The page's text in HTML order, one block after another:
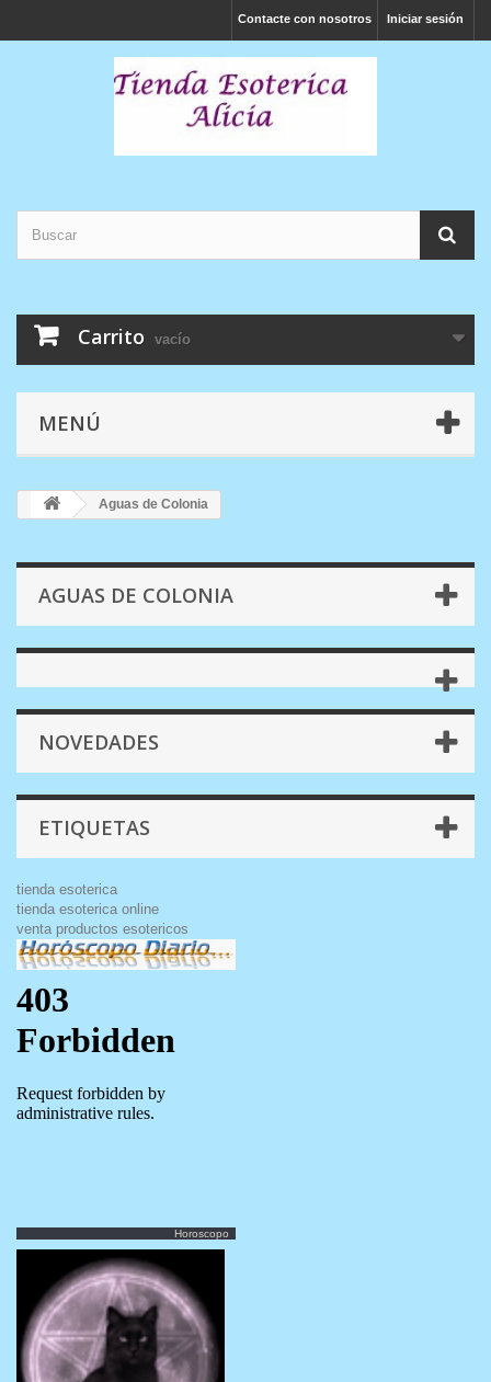
Iniciar sesión
Contacte con nosotros
Carrito vacío
MENÚ
Aguas de Colonia
AGUAS DE COLONIA
NOVEDADES
ETIQUETAS
tienda esoterica
tienda esoterica online
venta productos esotericos
Horoscopo